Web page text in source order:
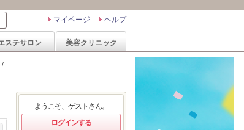
ヘルプ
マイページ
ステサロン 美容クリニック
/
ようこそ、ゲストさん。
ログインする